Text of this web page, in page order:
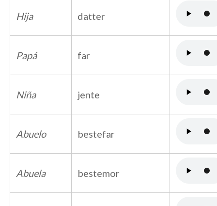
Hija datter
Papá far
Niña jente
Abuelo bestefar
Abuela bestemor